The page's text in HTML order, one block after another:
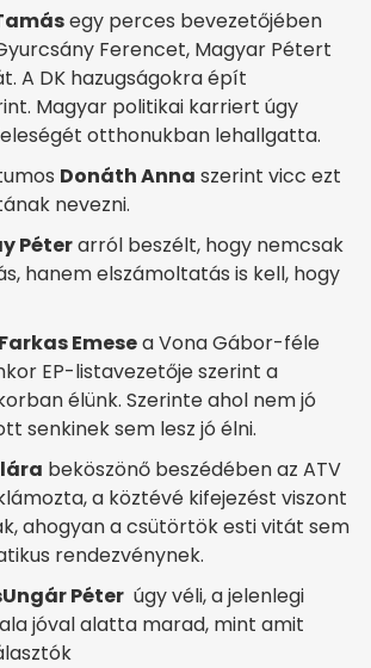
egy perces bevezetőjében
Ferencet, Magyar Pétert
A DK hazugságokra épít
Magyar politikai karriert úgy
otthonukban lehallgatta.
Donáth Anna szerint vicc ezt
nevezni.
Péterarról beszélt, hogy nemcsak
hanem elszámoltatás is kell, hogy
Emesea Vona Gábor-féle
EP-listavezetője szerint a
élünk. Szerinte ahol nem jó
senkinek sem lesz jó élni.
beköszönő beszédében az ATV
a köztévé kifejezést viszont
ahogyan a csütörtök esti vitát sem
rendezvénynek.
Ungár Péter úgy véli, a jelenlegi
jóval alatta marad, mint amit